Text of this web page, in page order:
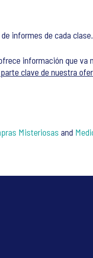
informes de cada clase.
información que va
clave de nuestra
Misteriosas and